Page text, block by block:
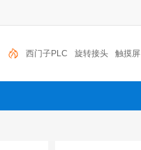
西门子PLC 旋转接头 触摸屏
变送器 球阀 plc 阀门